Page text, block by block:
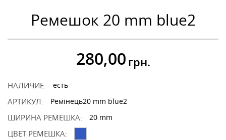
Ремешок 20 mm blue2
280,00 грн.
НАЛИЧИЕ: есть
АРТИКУЛ: Ремінець20 mm blue2
ШИРИНА РЕМЕШКА: 20 mm
ЦВЕТ РЕМЕШКА: